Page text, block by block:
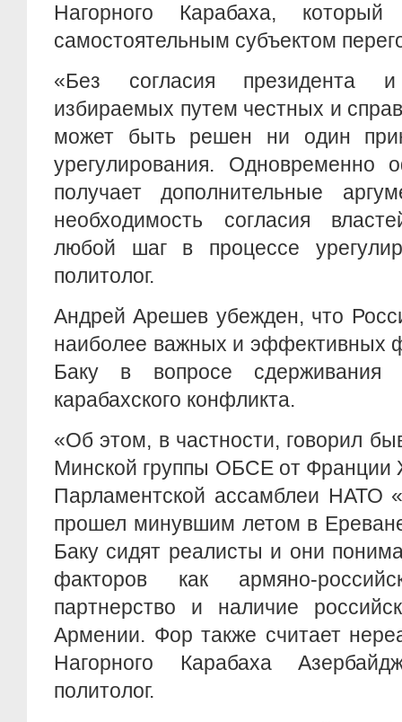
Нагорного Карабаха, который
самостоятельным субъектом
«Без согласия президента
избираемых путем честных и
может быть решен ни один
урегулирования. Одновременно
получает дополнительные
необходимость согласия
любой шаг в процессе
политолог.
Андрей Арешев убежден, что
наиболее важных и эффективных
Баку в вопросе сдерживания
карабахского конфликта.
«Об этом, в частности, говорил
Минской группы ОБСЕ от
Парламентской ассамблеи НАТО
прошел минувшим летом в
Баку сидят реалисты и они
факторов как армяно-
партнерство и наличие
Армении. Фор также считает
Нагорного Карабаха
политолог.